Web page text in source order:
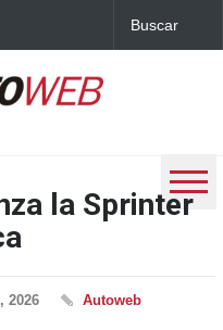
la Sprinter
2026 Autoweb